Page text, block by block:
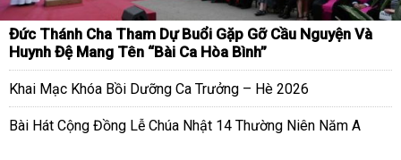
Đức Thánh Cha Tham Dự Buổi Gặp Gỡ Cầu Nguyện Và
Huynh Đệ Mang Tên “Bài Ca Hòa Bình”
Khai Mạc Khóa Bồi Dưỡng Ca Trưởng – Hè 2026
Bài Hát Cộng Đồng Lễ Chúa Nhật 14 Thường Niên Năm A